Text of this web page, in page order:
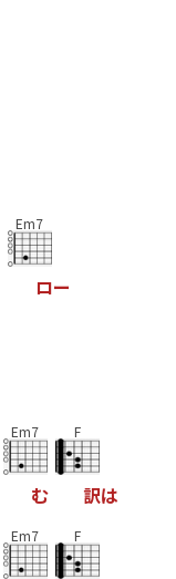
Em7
ロー
Em7
む
F
訳は
Em7 F